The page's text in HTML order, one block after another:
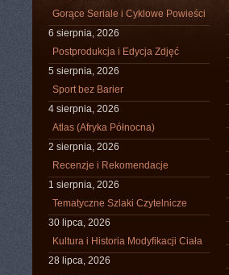
Gorące Seriale i Cyklowe Powieści
6 sierpnia, 2026
Postprodukcja i Edycja Zdjęć
5 sierpnia, 2026
Sport bez Barier
4 sierpnia, 2026
Atlas (Afryka Północna)
2 sierpnia, 2026
Recenzje i Rekomendacje
1 sierpnia, 2026
Tematyczne Szlaki Czytelnicze
30 lipca, 2026
Kultura i Historia Modyfikacji Ciała
28 lipca, 2026